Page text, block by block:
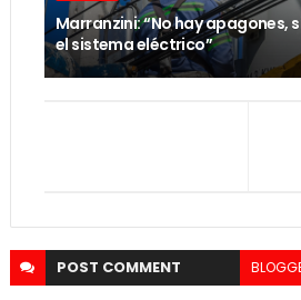
Marranzini: “No hay apagones,
el sistema eléctrico”
POST COMMENT